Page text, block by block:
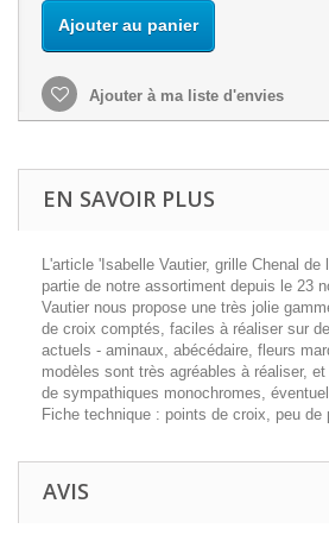
Ajouter au panier
Ajouter à ma liste d'envies
EN SAVOIR PLUS
L'article 'Isabelle Vautier, grille Chenal
partie de notre assortiment depuis le 23
Vautier nous propose une très jolie
de croix comptés, faciles à réaliser sur
actuels - aminaux, abécédaire, fleurs
modèles sont très agréables à réaliser,
de sympathiques monochromes,
Fiche technique : points de croix, peu de
AVIS